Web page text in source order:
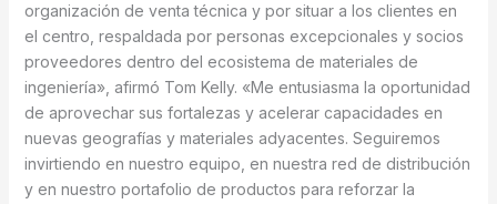
organización de venta técnica y por situar a los clientes en
el centro, respaldada por personas excepcionales y socios
proveedores dentro del ecosistema de materiales de
ingeniería», afirmó Tom Kelly. «Me entusiasma la oportunidad
de aprovechar sus fortalezas y acelerar capacidades en
nuevas geografías y materiales adyacentes. Seguiremos
invirtiendo en nuestro equipo, en nuestra red de distribución
y en nuestro portafolio de productos para reforzar la